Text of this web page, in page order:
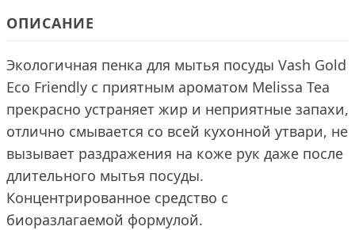
ОПИСАНИЕ
Экологичная пенка для мытья посуды Vash Gold
Eco Friendly с приятным ароматом Melissa Tea
прекрасно устраняет жир и неприятные запахи,
отлично смывается со всей кухонной утвари, не
вызывает раздражения на коже рук даже после
длительного мытья посуды.
Концентрированное средство с
биоразлагаемой формулой.